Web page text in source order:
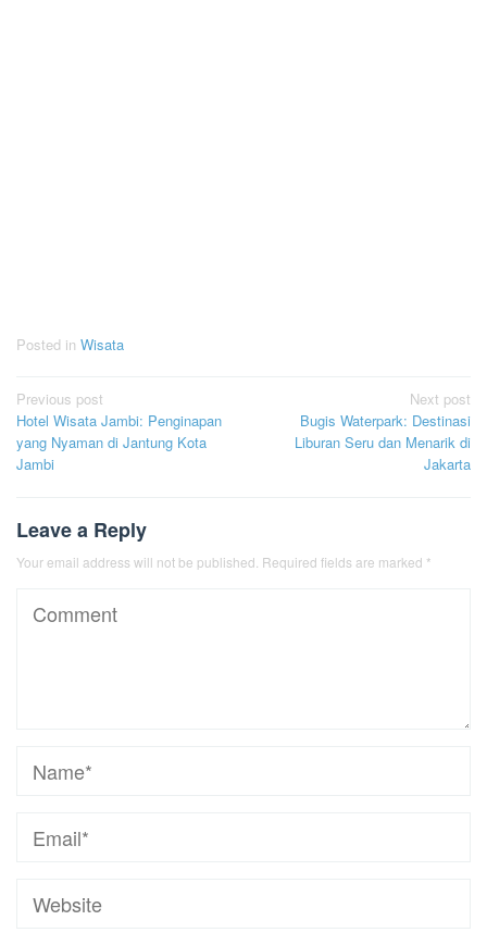
Posted in Wisata
Post
navigation
Previous post
Hotel Wisata Jambi: Penginapan
yang Nyaman di Jantung Kota
Jambi
Next post
Bugis Waterpark: Destinasi
Liburan Seru dan Menarik di
Jakarta
Leave a Reply
Your email address will not be published. Required fields are marked *